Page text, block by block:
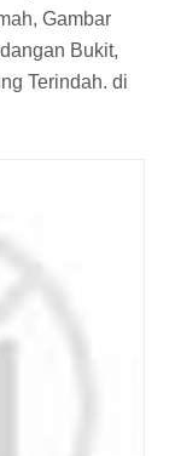
Gambar
Bukit,
Terindah. di